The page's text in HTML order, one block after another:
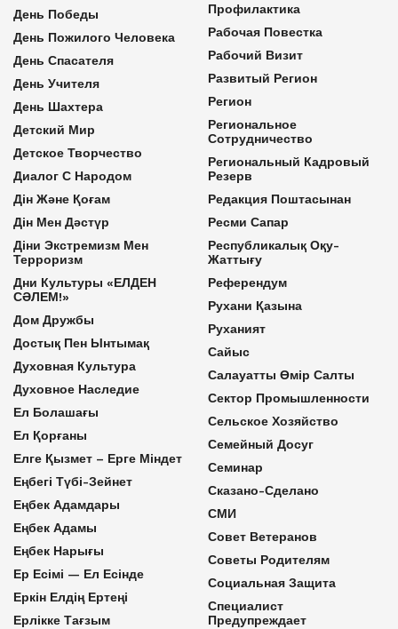
День Победы
День Пожилого Человека
День Спасателя
День Учителя
День Шахтера
Детский Мир
Детское Творчество
Диалог С Народом
Дін Және Қоғам
Дін Мен Дәстүр
Діни Экстремизм Мен
Терроризм
Дни Культуры «ЕЛДЕН
СӘЛЕМ!»
Дом Дружбы
Достық Пен Ынтымақ
Духовная Культура
Духовное Наследие
Ел Болашағы
Ел Қорғаны
Елге Қызмет – Ерге Міндет
Еңбегі Түбі-Зейнет
Еңбек Адамдары
Еңбек Адамы
Еңбек Нарығы
Ер Есімі — Ел Есінде
Еркін Елдің Ертеңі
Ерлікке Тағзым
Профилактика
Рабочая Повестка
Рабочий Визит
Развитый Регион
Регион
Региональное
Сотрудничество
Региональный Кадровый
Резерв
Редакция Поштасынан
Ресми Сапар
Республикалық Оқу-
Жаттығу
Референдум
Рухани Қазына
Руханият
Сайыс
Салауатты Өмір Салты
Сектор Промышленности
Сельское Хозяйство
Семейный Досуг
Семинар
Сказано-Сделано
СМИ
Совет Ветеранов
Советы Родителям
Социальная Защита
Специалист
Предупреждает